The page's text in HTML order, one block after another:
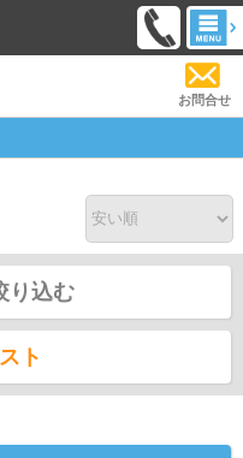
お問合せ
り込む
ト